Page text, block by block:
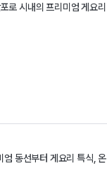
로 시내의 프리미엄 게요리
동선부터 게요리 특식, 온